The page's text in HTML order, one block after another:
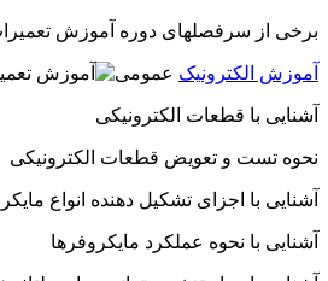
برخی از سرفصلهای دوره آموزش
آموزش الکترونیک عمومی
آشنایی با قطعات الکترونیکی
نحوه تست و تعویض قطعات الکترونیکی
آشنایی با اجزای تشکیل دهنده انواع
آشنایی با نحوه عملکرد مایکروفرها